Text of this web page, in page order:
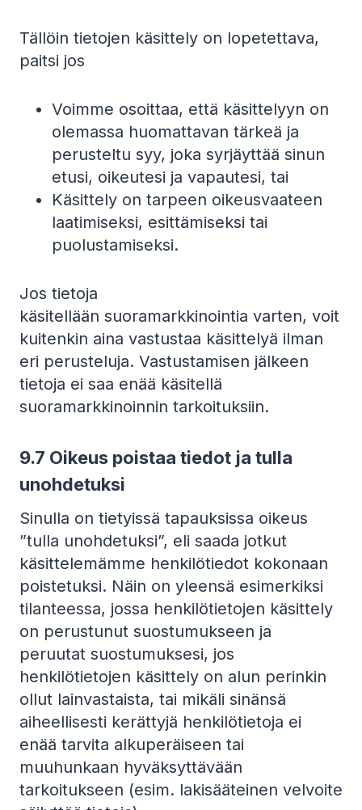
Tällöin tietojen käsittely on lopetettava,
paitsi jos
Voimme osoittaa, että käsittelyyn on
olemassa huomattavan tärkeä ja
perusteltu syy, joka syrjäyttää sinun
etusi, oikeutesi ja vapautesi, tai
Käsittely on tarpeen oikeusvaateen
laatimiseksi, esittämiseksi tai
puolustamiseksi.
Jos tietoja
käsitellään suoramarkkinointia varten, voit
kuitenkin aina vastustaa käsittelyä ilman
eri perusteluja. Vastustamisen jälkeen
tietoja ei saa enää käsitellä
suoramarkkinoinnin tarkoituksiin.
9.7 Oikeus poistaa tiedot ja tulla
unohdetuksi
Sinulla on tietyissä tapauksissa oikeus
”tulla unohdetuksi”, eli saada jotkut
käsittelemämme henkilötiedot kokonaan
poistetuksi. Näin on yleensä esimerkiksi
tilanteessa, jossa henkilötietojen käsittely
on perustunut suostumukseen ja
peruutat suostumuksesi, jos
henkilötietojen käsittely on alun perinkin
ollut lainvastaista, tai mikäli sinänsä
aiheellisesti kerättyjä henkilötietoja ei
enää tarvita alkuperäiseen tai
muuhunkaan hyväksyttävään
tarkoitukseen (esim. lakisääteinen velvoite